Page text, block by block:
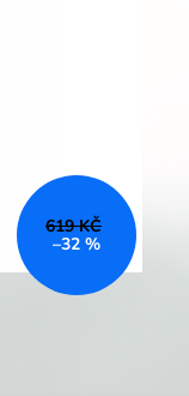
619 KČ
–32 %